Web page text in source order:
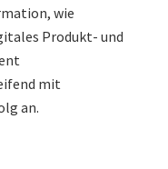
wie
Produkt- und
mit
an.